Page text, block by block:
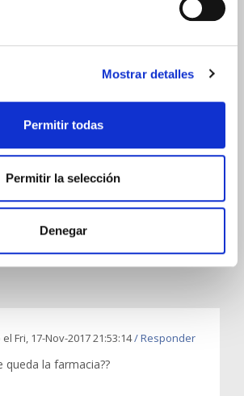
Mostrar detalles
Permitir todas
Permitir la selección
Denegar
www.farmaciasoler.com/otostick-
bien en nuestra Farmacia física
Barcelona.
Fri, 17-Nov-2017 21:53:14/ Responder
queda la farmacia??